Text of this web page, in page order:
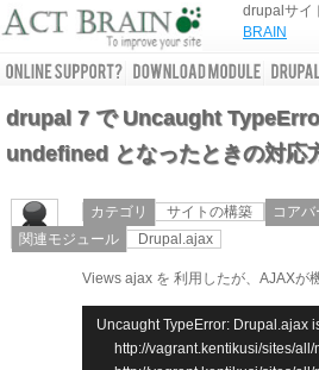
drupalサイ
BRAIN
drupal 7 で Uncaught
undefined となったときの対応
カテゴリ サイトの構築 コア
関連モジュール
Drupal.ajax
Views ajax を 利用したが、AJAXが
Uncaught TypeError: Drupal.ajax
http://vagrant.kentikusi/sites/